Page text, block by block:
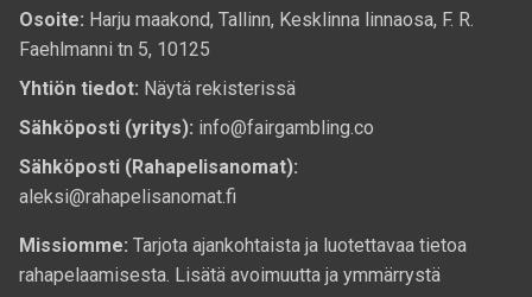
Osoite: Harju maakond, Tallinn, Kesklinna linnaosa, F. R.
Faehlmanni tn 5, 10125
Yhtiön tiedot: Näytä rekisterissä
Sähköposti (yritys): info@fairgambling.co
Sähköposti (Rahapelisanomat):
aleksi@rahapelisanomat.fi
Missiomme: Tarjota ajankohtaista ja luotettavaa tietoa
rahapelaamisesta. Lisätä avoimuutta ja ymmärrystä